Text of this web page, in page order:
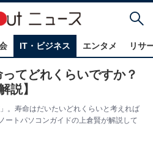
IT・ビジネス エンタメ リサ
てどれくらいですか？
説】
。寿命はだいたいどれくらいと考えれば
ートパソコンガイドの上倉賢が解説して